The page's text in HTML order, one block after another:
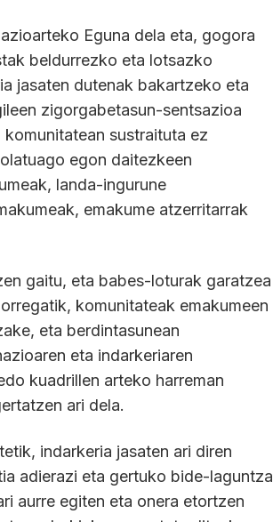
Eguna dela eta, gogora
beldurrezko eta lotsazko
jasaten dutenak bakartzeko eta
zigorgabetasun-sentsazioa
sustraituta ez
egon daitezkeen
landa-ingurune
emakume atzerritarrak
gaitu, eta babes-loturak garatzea
komunitateak emakumeen
eta berdintasunean
eta indarkeriaren
kuadrillen arteko harreman
ari dela.
indarkeria jasaten ari diren
adierazi eta gertuko bide-laguntza
aurre egiten eta onera etortzen